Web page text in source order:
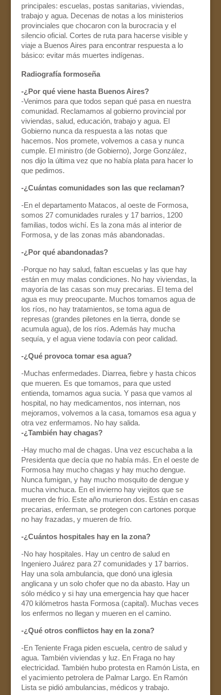
principales: escuelas, postas sanitarias, viviendas,
trabajo y agua. Decenas de notas a los ministerios
provinciales que chocaron con la burocracia y el
silencio oficial. Cortes de ruta para hacerse visible y
viaje a Buenos Aires para encontrar respuesta a lo
básico: evitar más muertes indígenas.
Radiografía formoseña
-¿Por qué viene hasta Buenos Aires?
-Venimos para que todos sepan qué pasa en nuestra
comunidad. Reclamamos al gobierno provincial por
viviendas, salud, educación, trabajo y agua. El
Gobierno nunca da respuesta a las notas que
hacemos. Nos promete, volvemos a casa y nunca
cumple. El ministro (de Gobierno), Jorge González,
nos dijo la última vez que no había plata para hacer lo
que pedimos.
-¿Cuántas comunidades son las que reclaman?
-En el departamento Matacos, al oeste de Formosa,
somos 27 comunidades rurales y 17 barrios, 1200
familias, todos wichí. Es la zona más al interior de
Formosa, y de las zonas más abandonadas.
-¿Por qué abandonadas?
-Porque no hay salud, faltan escuelas y las que hay
están en muy malas condiciones. No hay viviendas, la
mayoría de las casas son muy precarias. El tema del
agua es muy preocupante. Muchos tomamos agua de
los ríos, no hay tratamientos, se toma agua de
represas (grandes piletones en la tierra, donde se
acumula agua), de los ríos. Además hay mucha
sequía, y el agua viene todavía con peor calidad.
-¿Qué provoca tomar esa agua?
-Muchas enfermedades. Diarrea, fiebre y hasta chicos
que mueren. Es que tomamos, para que usted
entienda, tomamos agua sucia. Y pasa que vamos al
hospital, no hay medicamentos, nos internan, nos
mejoramos, volvemos a la casa, tomamos esa agua y
otra vez enfermamos. No hay salida.
-¿También hay chagas?
-Hay mucho mal de chagas. Una vez escuchaba a la
Presidenta que decía que no había más. En el oeste de
Formosa hay mucho chagas y hay mucho dengue.
Nunca fumigan, y hay mucho mosquito de dengue y
mucha vinchuca. En el invierno hay viejitos que se
mueren de frío. Este año murieron dos. Están en casas
precarias, enferman, se protegen con cartones porque
no hay frazadas, y mueren de frío.
-¿Cuántos hospitales hay en la zona?
-No hay hospitales. Hay un centro de salud en
Ingeniero Juárez para 27 comunidades y 17 barrios.
Hay una sola ambulancia, que donó una iglesia
anglicana y un solo chofer que no da abasto. Hay un
sólo médico y si hay una emergencia hay que hacer
470 kilómetros hasta Formosa (capital). Muchas veces
los enfermos no llegan y mueren en el camino.
-¿Qué otros conflictos hay en la zona?
-En Teniente Fraga piden escuela, centro de salud y
agua. También viviendas y luz. En Fraga no hay
electricidad. También hubo protesta en Ramón Lista, en
el yacimiento petrolera de Palmar Largo. En Ramón
Lista se pidió ambulancias, médicos y trabajo.